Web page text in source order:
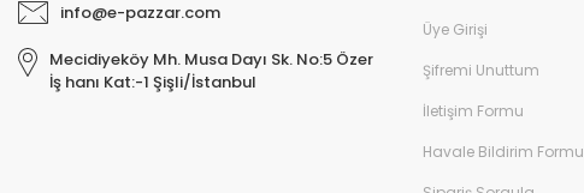
info@e-pazzar.com
Mecidiyeköy Mh. Musa Dayı Sk. No:5 Özer
İş hanı Kat:-1 Şişli/İstanbul
Üye Girişi
Şifremi Unuttum
İletişim Formu
Havale Bildirim Formu